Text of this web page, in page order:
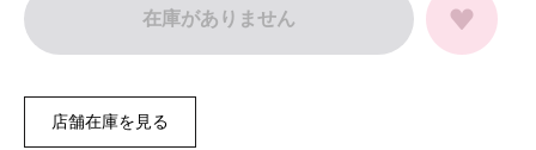
在庫がありません